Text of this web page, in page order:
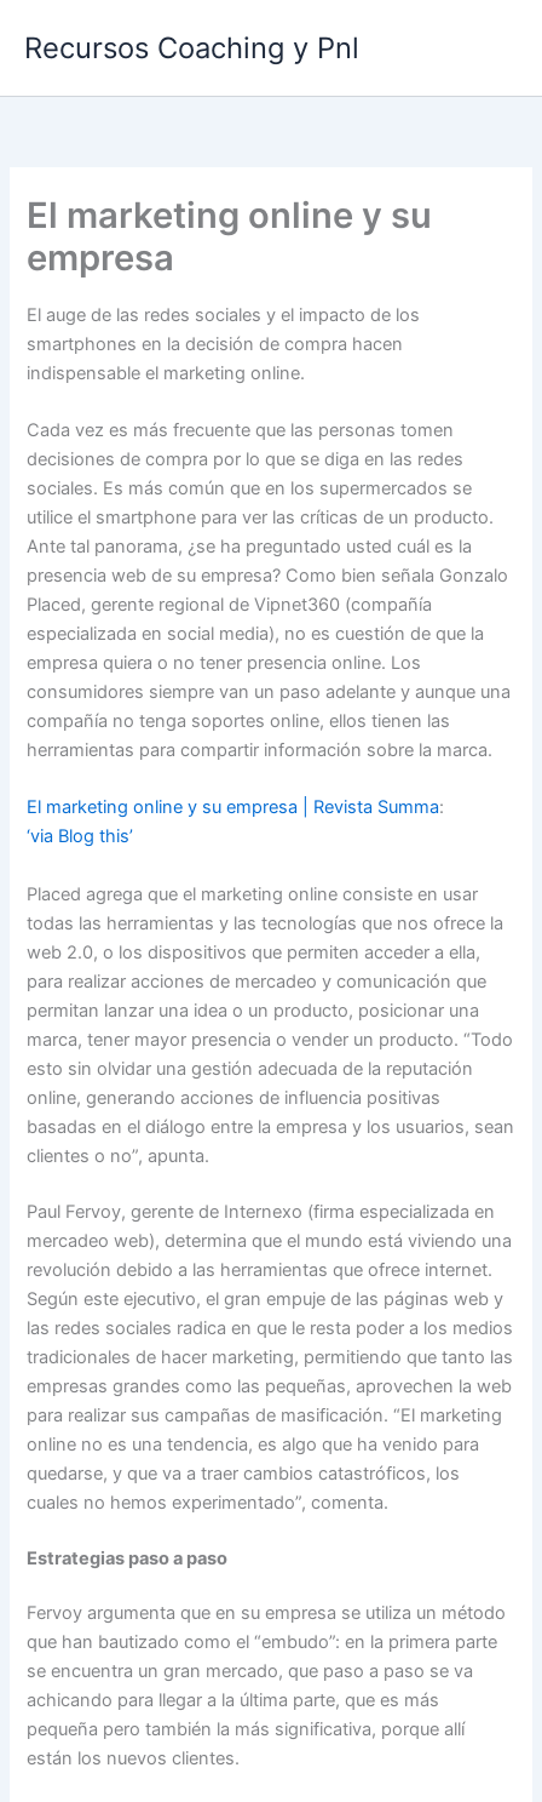
Recursos Coaching y Pnl
El marketing online y su
empresa
El auge de las redes sociales y el impacto de los
smartphones en la decisión de compra hacen
indispensable el marketing online.
Cada vez es más frecuente que las personas tomen
decisiones de compra por lo que se diga en las redes
sociales. Es más común que en los supermercados se
utilice el smartphone para ver las críticas de un producto.
Ante tal panorama, ¿se ha preguntado usted cuál es la
presencia web de su empresa? Como bien señala Gonzalo
Placed, gerente regional de Vipnet360 (compañía
especializada en social media), no es cuestión de que la
empresa quiera o no tener presencia online. Los
consumidores siempre van un paso adelante y aunque una
compañía no tenga soportes online, ellos tienen las
herramientas para compartir información sobre la marca.
El marketing online y su empresa | Revista Summa:
‘via Blog this’
Placed agrega que el marketing online consiste en usar
todas las herramientas y las tecnologías que nos ofrece la
web 2.0, o los dispositivos que permiten acceder a ella,
para realizar acciones de mercadeo y comunicación que
permitan lanzar una idea o un producto, posicionar una
marca, tener mayor presencia o vender un producto. “Todo
esto sin olvidar una gestión adecuada de la reputación
online, generando acciones de influencia positivas
basadas en el diálogo entre la empresa y los usuarios, sean
clientes o no”, apunta.
Paul Fervoy, gerente de Internexo (firma especializada en
mercadeo web), determina que el mundo está viviendo una
revolución debido a las herramientas que ofrece internet.
Según este ejecutivo, el gran empuje de las páginas web y
las redes sociales radica en que le resta poder a los medios
tradicionales de hacer marketing, permitiendo que tanto las
empresas grandes como las pequeñas, aprovechen la web
para realizar sus campañas de masificación. “El marketing
online no es una tendencia, es algo que ha venido para
quedarse, y que va a traer cambios catastróficos, los
cuales no hemos experimentado”, comenta.
Estrategias paso a paso
Fervoy argumenta que en su empresa se utiliza un método
que han bautizado como el “embudo”: en la primera parte
se encuentra un gran mercado, que paso a paso se va
achicando para llegar a la última parte, que es más
pequeña pero también la más significativa, porque allí
están los nuevos clientes.